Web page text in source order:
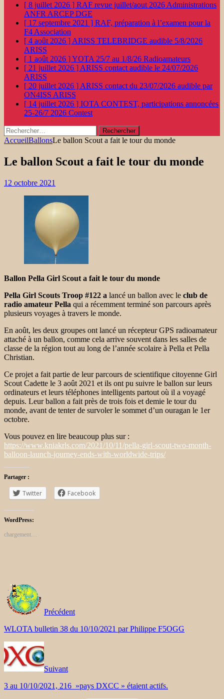
[ 8 juillet 2026 ] RAF revue juillet/aout 2026 Administrations
ANFR ARCEP DGE
[ 17 septembre 2021 ] RAF, préparation à l’examen pour la
F4 Association
[ 4 août 2026 ] ARISS TELEBRIDGE audible 5/8/2026
ARISS
[ 1 août 2026 ]YOTA 25/7 au 1/8/26 Radioamateurs
[ 21 juillet 2026 ] ARISS contact audible le 24/07/2026
ARISS
[ 20 juillet 2026 ] ARISS contact du 23/07/2026 audible par
ON4ISS ARISS
[ 14 juillet 2026 ] IOTA CONTEST, participations annoncées
25-26/7 2026 Contest
Rechercher :
AccueilBallonsLe ballon Scout a fait le tour du monde
Le ballon Scout a fait le tour du monde
12 octobre 2021
Ballon Pella Girl Scout a fait le tour du monde
Pella Girl Scouts Troop #122 a lancé un ballon avec le club de
radio amateur Pella qui a récemment terminé son parcours après
plusieurs voyages à travers le monde.
En août, les deux groupes ont lancé un récepteur GPS radioamateur
attaché à un ballon, comme cela arrive souvent dans les salles de
classe de la région tout au long de l’année scolaire à Pella et Pella
Christian.
Ce projet a fait partie de leur parcours de scientifique citoyenne Girl
Scout Cadette le 3 août 2021 et ils ont pu suivre le ballon sur leurs
ordinateurs et leurs téléphones intelligents partout où il a voyagé
depuis. Leur ballon a fait près de trois fois et demie le tour du
monde, avant de tenter de survoler le sommet d’un ouragan le 1er
octobre.
Vous pouvez en lire beaucoup plus sur :
https://www.kniakrls.com/2021/10/11/pella-girl-scout-two-month-
balloon-launch-journey-ends-with-worldwide-trips/
Partager :
Twitter Facebook
WordPress:
chargement…
Précédent
WLOTA bulletin 38 du 10/10/2021 par Philippe F5OGG
Suivant
3 au 10/10/2021, 216 »pays DXCC » étaient actifs.